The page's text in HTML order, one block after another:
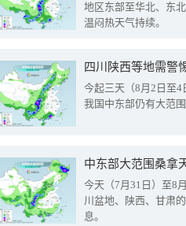
地区东部至华北、东
温闷热天气持续。
今起三天（8月2日至4
我国中东部仍有大范
中东部大范围桑拿
今天（7月31日）至8
川盆地、陕西、甘肃
息。